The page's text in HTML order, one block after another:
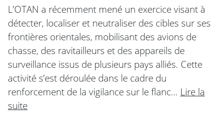
L’OTAN a récemment mené un exercice visant à
détecter, localiser et neutraliser des cibles sur ses
frontières orientales, mobilisant des avions de
chasse, des ravitailleurs et des appareils de
surveillance issus de plusieurs pays alliés. Cette
activité s’est déroulée dans le cadre du
renforcement de la vigilance sur le flanc… Lire la
suite